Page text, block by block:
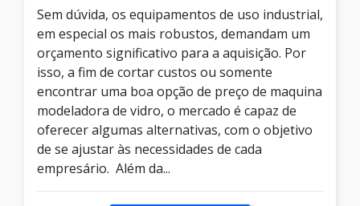
Sem dúvida, os equipamentos de uso industrial,
em especial os mais robustos, demandam um
orçamento significativo para a aquisição. Por
isso, a fim de cortar custos ou somente
encontrar uma boa opção de preço de maquina
modeladora de vidro, o mercado é capaz de
oferecer algumas alternativas, com o objetivo
de se ajustar às necessidades de cada
empresário. Além da...